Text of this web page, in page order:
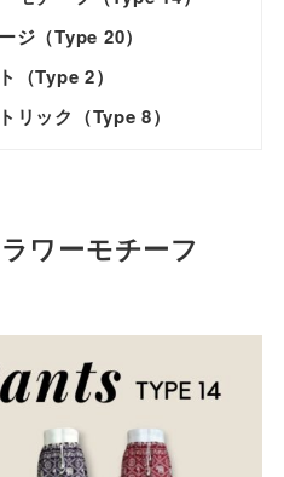
ジ（Type 20）
（Type 2）
リック（Type 8）
ワーモチーフ